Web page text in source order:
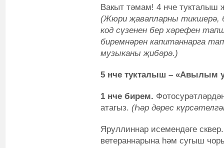
Вакыт тәмам! 4 нче тукталыш
(Жюри җавапларны тикшерә,
код сүзенен бер хәрефен
биремнәрен капитаннарга
музыканы җибәрә.)
5 нче тукталыш – «Авылым
1 нче бирем.
атагыз. (Һәр дөрес
Яруллиннар исемендәге
ветераннарына һәм сугыш